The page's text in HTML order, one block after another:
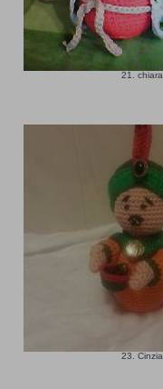
21. chiara
23. Cinzia